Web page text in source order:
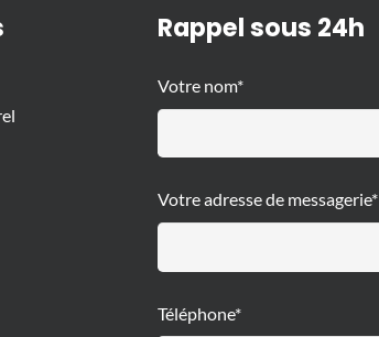
Rappel sous 24h
Votre nom*
Votre adresse de messagerie*
Téléphone*